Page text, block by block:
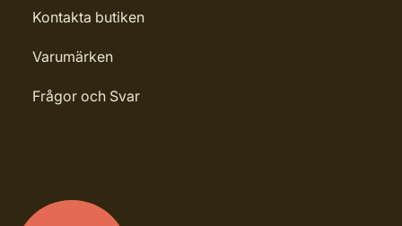
Kontakta butiken
Varumärken
Frågor och Svar